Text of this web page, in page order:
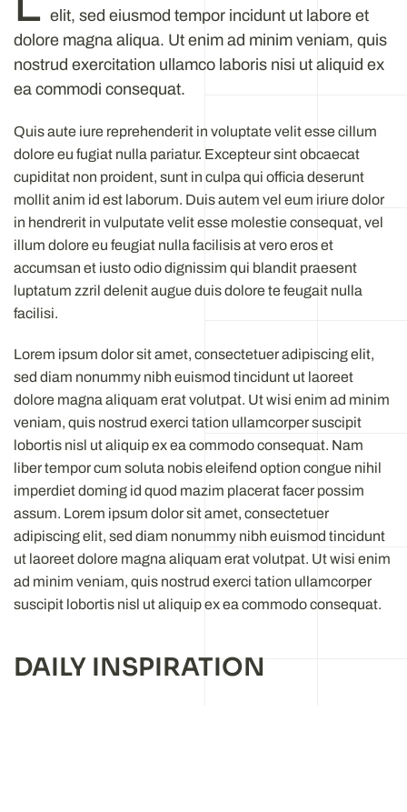
elit, sed eiusmod tempor incidunt ut labore et
dolore magna aliqua. Ut enim ad minim veniam, quis
nostrud exercitation ullamco laboris nisi ut aliquid ex
ea commodi consequat.
Quis aute iure reprehenderit in voluptate velit esse cillum
dolore eu fugiat nulla pariatur. Excepteur sint obcaecat
cupiditat non proident, sunt in culpa qui officia deserunt
mollit anim id est laborum. Duis autem vel eum iriure dolor
in hendrerit in vulputate velit esse molestie consequat, vel
illum dolore eu feugiat nulla facilisis at vero eros et
accumsan et iusto odio dignissim qui blandit praesent
luptatum zzril delenit augue duis dolore te feugait nulla
facilisi.
Lorem ipsum dolor sit amet, consectetuer adipiscing elit,
sed diam nonummy nibh euismod tincidunt ut laoreet
dolore magna aliquam erat volutpat. Ut wisi enim ad minim
veniam, quis nostrud exerci tation ullamcorper suscipit
lobortis nisl ut aliquip ex ea commodo consequat. Nam
liber tempor cum soluta nobis eleifend option congue nihil
imperdiet doming id quod mazim placerat facer possim
assum. Lorem ipsum dolor sit amet, consectetuer
adipiscing elit, sed diam nonummy nibh euismod tincidunt
ut laoreet dolore magna aliquam erat volutpat. Ut wisi enim
ad minim veniam, quis nostrud exerci tation ullamcorper
suscipit lobortis nisl ut aliquip ex ea commodo consequat.
DAILY INSPIRATION